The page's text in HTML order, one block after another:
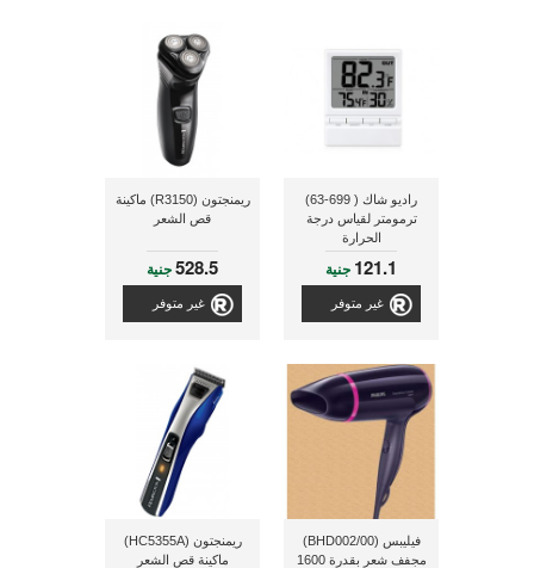
راديو شاك ( 699-63)
ترمومتر لقياس درجة
الحرارة
121.1 جنية
غير متوفر
ريمنجتون (R3150) ماكينة
قص الشعر
528.5جنية
غير متوفر
فيليبس (BHD002/00)
مجفف شعر بقدرة 1600
ريمنجتون (HC5355A)
ماكينة قص الشعر